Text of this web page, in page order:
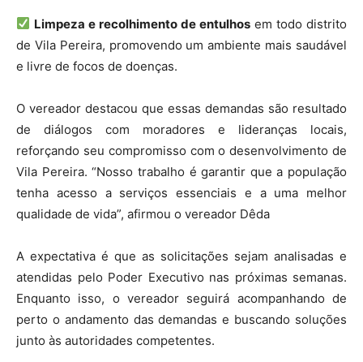
Limpeza e recolhimento de entulhos em todo distrito
de Vila Pereira, promovendo um ambiente mais saudável
e livre de focos de doenças.
O vereador destacou que essas demandas são resultado
de diálogos com moradores e lideranças locais,
reforçando seu compromisso com o desenvolvimento de
Vila Pereira. “Nosso trabalho é garantir que a população
tenha acesso a serviços essenciais e a uma melhor
qualidade de vida”, afirmou o vereador Dêda
A expectativa é que as solicitações sejam analisadas e
atendidas pelo Poder Executivo nas próximas semanas.
Enquanto isso, o vereador seguirá acompanhando de
perto o andamento das demandas e buscando soluções
junto às autoridades competentes.